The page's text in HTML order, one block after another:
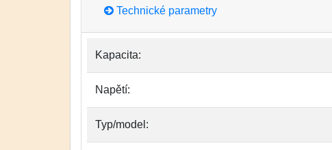
Technické parametry
Kapacita:
Napětí:
Typ/model: